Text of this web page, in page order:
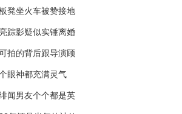
凳坐火车被赞接地
踪影疑似实锤离婚
拍的背后跟导演顾
眼神都充满灵气
闻男友个个都是英